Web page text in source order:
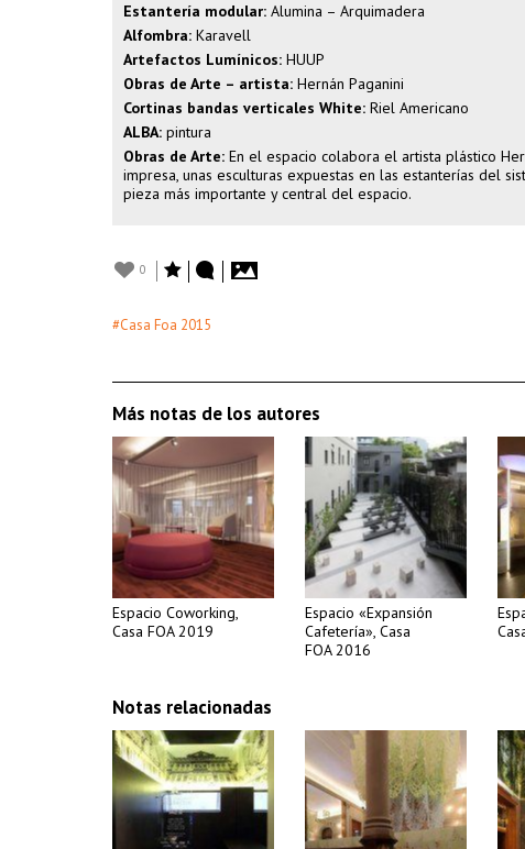
Estantería modular: Alumina – Arquimadera
Alfombra: Karavell
Artefactos Lumínicos: HUUP
Obras de Arte – artista: Hernán Paganini
Cortinas bandas verticales White: Riel Americano
ALBA: pintura
Obras de Arte: En el espacio colabora el artista plástico
impresa, unas esculturas expuestas en las estanterías del
pieza más importante y central del espacio.
0
#Casa Foa 2015
Más notas de los autores
Espacio Coworking,
Casa FOA 2019
Espacio «Expansión
Cafetería», Casa
FOA 2016
Notas relacionadas